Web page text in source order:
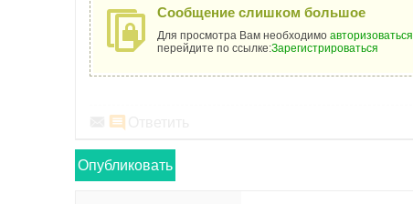
Сообщение слишком большое
Для просмотра Вам необходимо авторизоваться
перейдите по ссылке:Зарегистрироваться
Опубликовать